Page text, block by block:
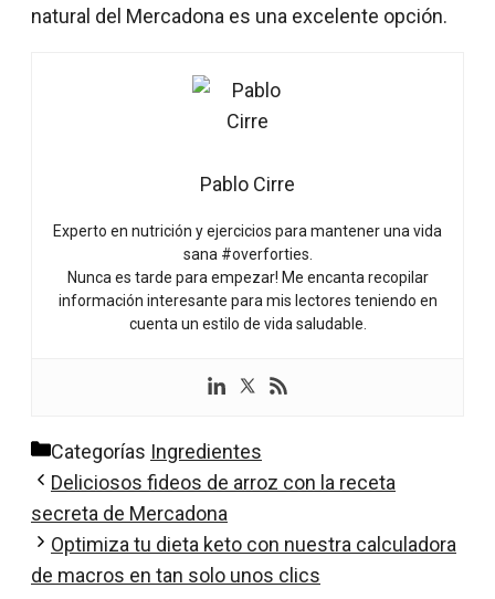
natural del Mercadona es una excelente opción.
Pablo Cirre
Experto en nutrición y ejercicios para mantener una vida
sana #overforties.
Nunca es tarde para empezar! Me encanta recopilar
información interesante para mis lectores teniendo en
cuenta un estilo de vida saludable.
Categorías Ingredientes
Deliciosos fideos de arroz con la receta
secreta de Mercadona
Optimiza tu dieta keto con nuestra calculadora
de macros en tan solo unos clics